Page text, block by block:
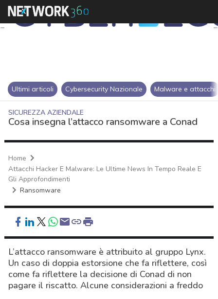
Ultimi articoli Cybersecurity Nazionale Malware e attacchi
SICUREZZA AZIENDALE
Cosa insegna l’attacco ransomware a Conad
Home
Attacchi Hacker E Malware: Le Ultime News In Tempo Reale E
Gli Approfondimenti
Ransomware
L’attacco ransomware è attribuito al gruppo Lynx.
Un caso di doppia estorsione che fa riflettere, così
come fa riflettere la decisione di Conad di non
pagare il riscatto. Alcune considerazioni a freddo